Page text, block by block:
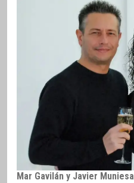
Mar Gavilán y Javier Muniesa